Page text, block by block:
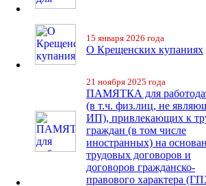
15 января 2026 года
О Крещенских купаниях
21 ноября 2025 года
ПАМЯТКА для
(в т.ч. физ.лиц, не
ИП), привлекающих к
граждан (в том числе
иностранных) на
трудовых договоров и
договоров гражданско-
правового характера